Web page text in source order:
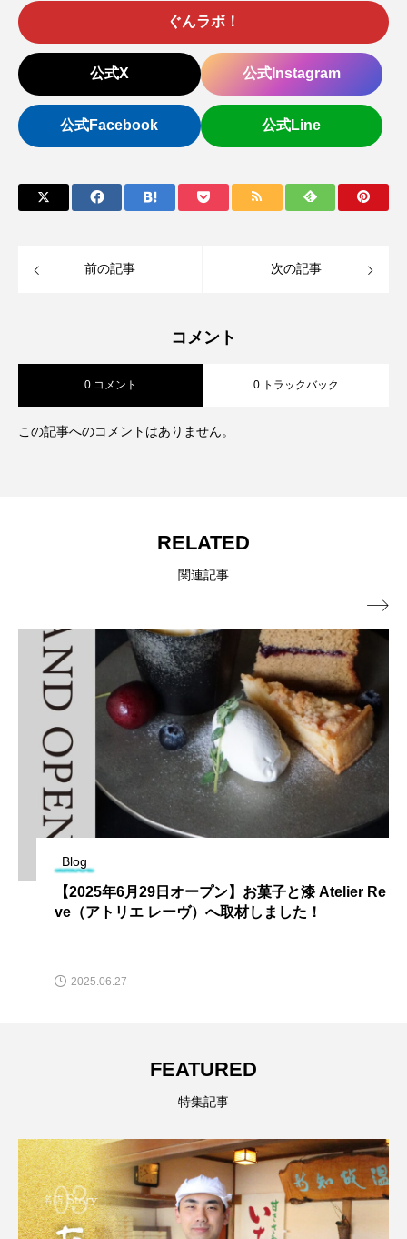
ぐんラボ！
公式X 公式Instagram
公式Facebook 公式Line
前の記事 次の記事
コメント
0 コメント 0 トラックバック
この記事へのコメントはありません。
RELATED
関連記事
Blog
【2025年6月29日オープン】お菓子と漆 Atelier Re
ve（アトリエ レーヴ）へ取材しました！
2025.06.27

FEATURED
特集記事